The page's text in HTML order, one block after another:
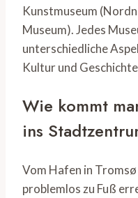
Kunstmuseum
Museum). Jedes
unterschiedliche
Kultur und
Wie kommt
ins
Vom Hafen in
problemlos zu Fuß